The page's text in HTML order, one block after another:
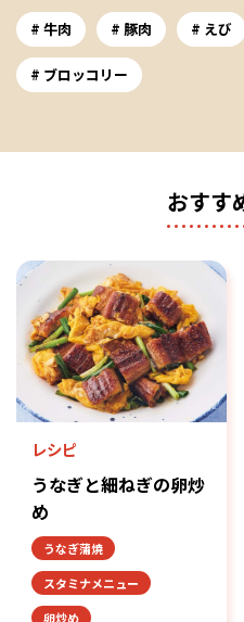
牛肉
豚肉 えび
ブロッコリー
おすす
レシピ
うなぎと細ねぎの卵炒
め
うなぎ蒲焼
スタミナメニュー
卵炒め